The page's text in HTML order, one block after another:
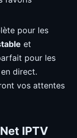
pour les
et
pour les
direct.
vos attentes
IPTV